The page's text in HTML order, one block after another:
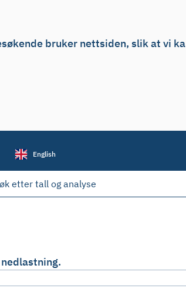
bruker nettsiden, slik at vi
English
etter tall og analyse